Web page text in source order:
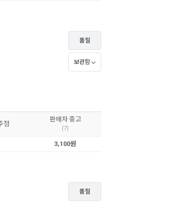
품절
보관함
점
판매자 중고
(7)
3,100원
품절